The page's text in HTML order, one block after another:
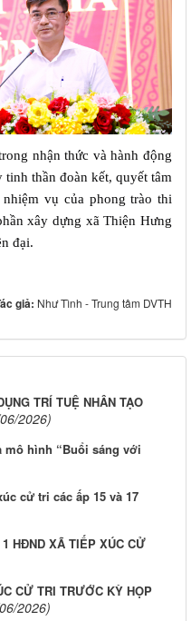
nhận thức và hành động
thần đoàn kết, quyết tâm
vụ của phong trào thi
xây dựng xã Thiện Hưng
đại.
giả: Như Tình - Trung tâm DVTH
TRÍ TUỆ NHÂN TẠO
2026)
mô hình “Buổi sáng với
cử tri các ấp 15 và 17
HĐND XÃ TIẾP XÚC CỬ
CỬ TRI TRƯỚC KỲ HỌP
2026)